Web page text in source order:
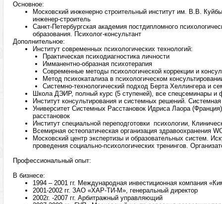
Основное:
Московский инженерно строительный институт им. В.В.
инженер-строитель
Санкт-Петербургская академия постдипломного
образования. Психолог-консультант
Дополнительное:
Институт современных психологических технологий:
Практическая психодиагностика личности
Имманентно-образная психотерапия
Современные методы психологической коррекции и
Метод психокатализа в психологическом
Системно-технологический подход Берта Хеллингера и
Школа ДЭИР, полный курс (5 ступеней), все спецсеминары и
Институт консультирования и системных решений.
Университет Системных Расстановок Идриса Лаора
расстановок
Институт специальной переподготовки психологии,
Всемирная остеопатическая организация здравоохранения
Московский центр экспертизы и образовательных систем.
проведения социально-психологических тренингов.
Профессиональный опыт:
В бизнесе:
1994 – 2001 гг. Международная инвестиционная компания
2001-2002 гг. ЗАО «ХАР-ТИ-М», генеральный директор
2002г. -2007 гг. Арбитражный управляющий